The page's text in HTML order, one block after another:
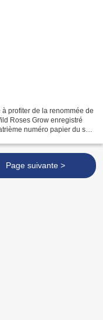
à profiter de la renommée de
Roses Grow enregistré
numéro papier du son
Page suivante >